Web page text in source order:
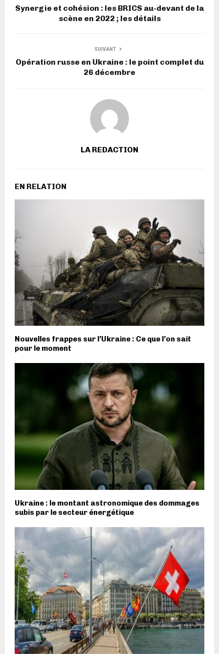
Synergie et cohésion : les BRICS au-devant de la
scène en 2022 ; les détails
SUIVANT
Opération russe en Ukraine : le point complet du
26 décembre
LA REDACTION
EN RELATION
Nouvelles frappes sur l’Ukraine : Ce que l’on sait
pour le moment
Ukraine : le montant astronomique des dommages
subis par le secteur énergétique